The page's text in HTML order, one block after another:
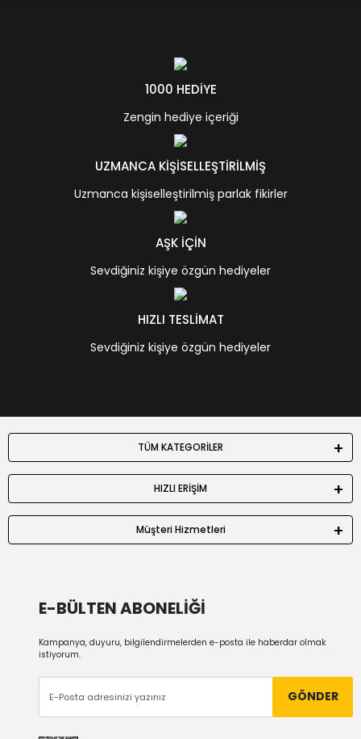
1000 HEDİYE
Zengin hediye içeriği
UZMANCA KİŞİSELLEŞTİRİLMİŞ
Uzmanca kişiselleştirilmiş parlak fikirler
AŞK İÇİN
Sevdiğiniz kişiye özgün hediyeler
HIZLI TESLİMAT
Sevdiğiniz kişiye özgün hediyeler
TÜM KATEGORİLER
HIZLI ERİŞİM
Müşteri Hizmetleri
E-BÜLTEN ABONELİĞİ
Kampanya, duyuru, bilgilendirmelerden e-posta ile haberdar olmak
istiyorum.
GÖNDER